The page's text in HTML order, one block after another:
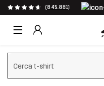
(845.881)
Cancella ricerca